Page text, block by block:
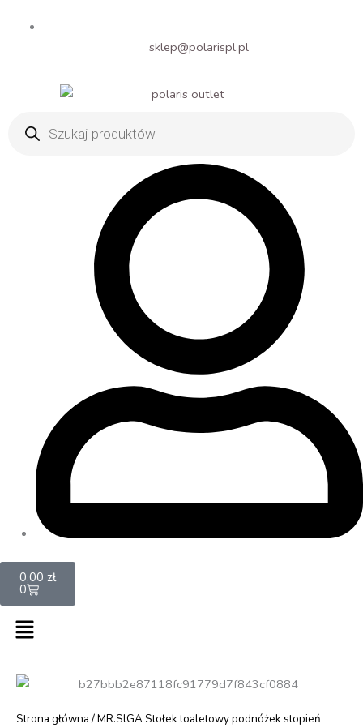
sklep@polarispl.pl
produktów
0,00 zł
0
Cart
Menu
Strona główna / MR.SlGA Stołek toaletowy podnóżek stopień